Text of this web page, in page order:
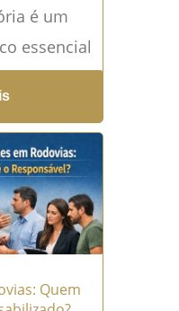
é um
essencial
teve a
imóvel
Quem